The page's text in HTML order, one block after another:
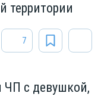
территории
7
ЧП с девушкой,